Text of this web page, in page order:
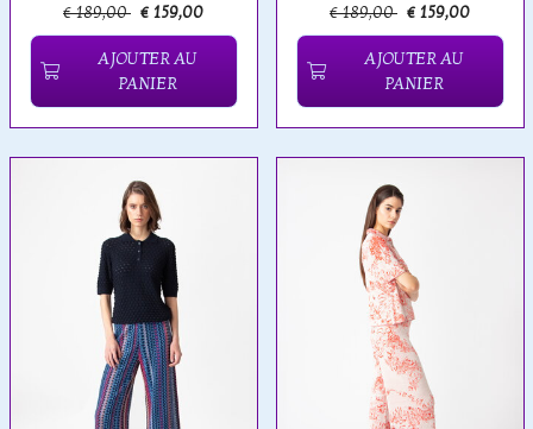
€ 189,00 € 159,00
AJOUTER AU
PANIER
€ 189,00 € 159,00
AJOUTER AU
PANIER